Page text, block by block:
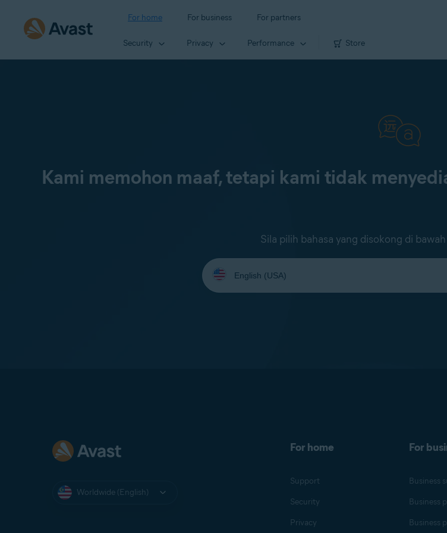
For home For business For partners
Security Privacy Performance Store
Kami memohon maaf, tetapi kami tidak
Sila pilih bahasa yang disokong di
Select
your
language:
Worldwide (English)
For home
Support
Security
Privacy
For
Business
Business
Business